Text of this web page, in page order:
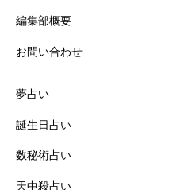
編集部概要
お問い合わせ
夢占い
誕生日占い
数秘術占い
天中殺占い